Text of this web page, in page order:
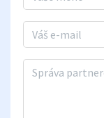
E-mail
Správa